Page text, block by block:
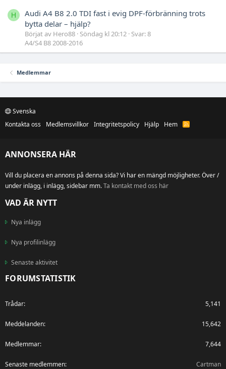
H
Audi A4 B8 2.0 TDI fast i evig DPF-förbränning trots
bytta delar – hjälp?
Börjat av Hero88 Söndag kl 20:12 Svar: 8
A4/S4 B8 2008-2016
Medlemmar
Svenska
Kontakta oss
Medlemsvillkor Integritetspolicy Hjälp Hem
R
ANNONSERA HÄR
Vill du placera en annons på denna sida? Vi har en mängd möjligheter. Över /
under inlägg, i inlägg, sidebar mm.Ta kontakt med oss här
VAD ÄR NYTT
Nya inlägg
Nya profilinlägg
Senaste aktivitet
FORUMSTATISTIK
Trådar 5,141
Meddelanden 15,642
Medlemmar 7,644
Senaste medlemmen Cartman